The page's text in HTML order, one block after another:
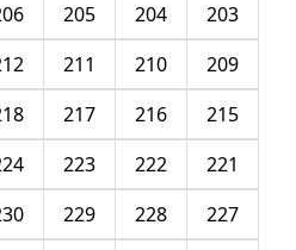
203
204
205
209
210
211
215
216
217
221
222
223
227
228
229